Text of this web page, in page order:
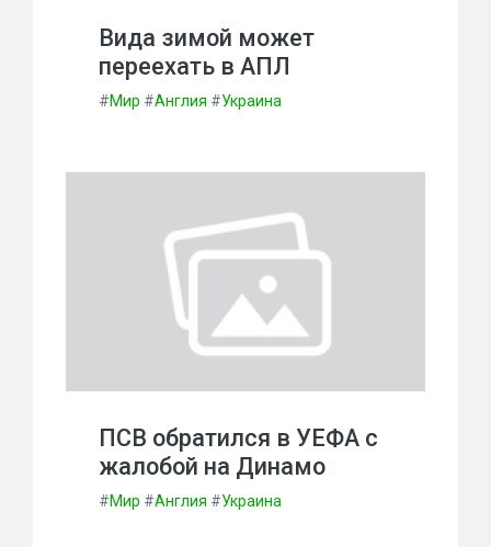
Вида зимой может
переехать в АПЛ
#Мир #Англия #Украина
ПСВ обратился в УЕФА с
жалобой на Динамо
#Мир #Англия #Украина